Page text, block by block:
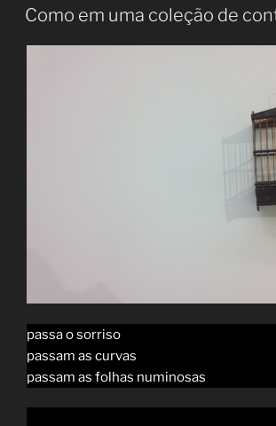
ON
Como em uma coleção de
passa o sorriso
passam as curvas
passam as folhas numinosas